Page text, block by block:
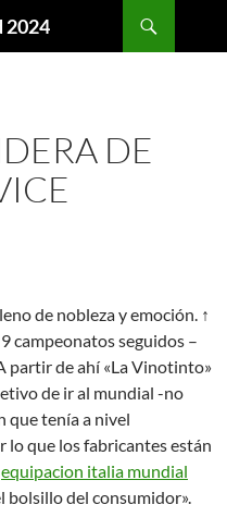
2024
DE
de nobleza y emoción. ↑
campeonatos seguidos –
partir de ahí «La Vinotinto»
de ir al mundial -no
que tenía a nivel
lo que los fabricantes están
equipacion italia mundial
bolsillo del consumidor».